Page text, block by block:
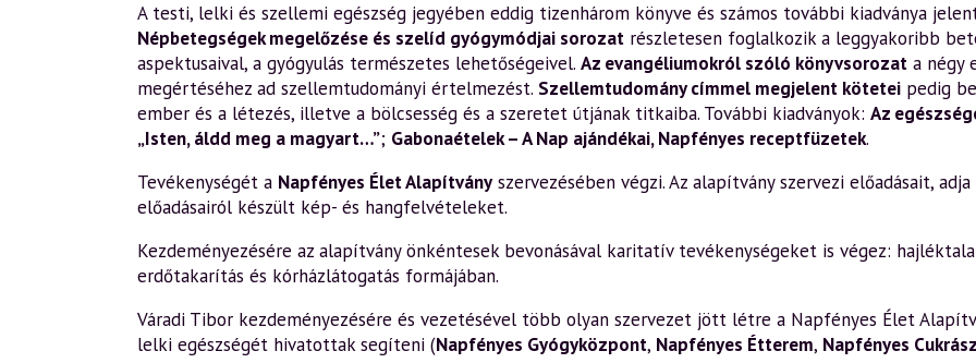
A testi, lelki és szellemi egészség jegyében eddig tizenhárom könyve és számos további kiadványa
Népbetegségek megelőzése és szelíd gyógymódjai sorozat részletesen foglalkozik a leggyakoribb
aspektusaival, a gyógyulás természetes lehetőségeivel. Az evangéliumokról szóló könyvsorozat a négy
megértéséhez ad szellemtudományi értelmezést. Szellemtudomány címmel megjelent kötetei pedig
ember és a létezés, illetve a bölcsesség és a szeretet útjának titkaiba. További kiadványok: Az
„Isten, áldd meg a magyart…”; Gabonaételek – A Nap ajándékai,Napfényes receptfüzetek.
Tevékenységét a Napfényes Élet Alapítványszervezésében végzi. Az alapítvány szervezi előadásait,
előadásairól készült kép- és hangfelvételeket.
Kezdeményezésére az alapítvány önkéntesek bevonásával karitatív tevékenységeket is végez:
erdőtakarítás és kórházlátogatás formájában.
Váradi Tibor kezdeményezésére és vezetésével több olyan szervezet jött létre a Napfényes Élet
lelki egészségét hivatottak segíteni (Napfényes Gyógyközpont, Napfényes Étterem, Napfényes